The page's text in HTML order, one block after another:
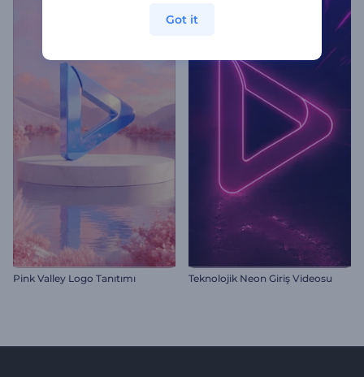
Pink Valley Logo Tanıtımı Teknolojik Neon Giriş Videosu
Got it